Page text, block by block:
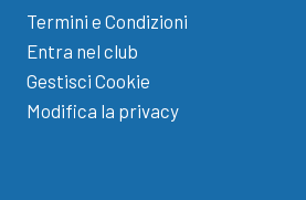
Termini e Condizioni
Entra nel club
Gestisci Cookie
Modifica la privacy